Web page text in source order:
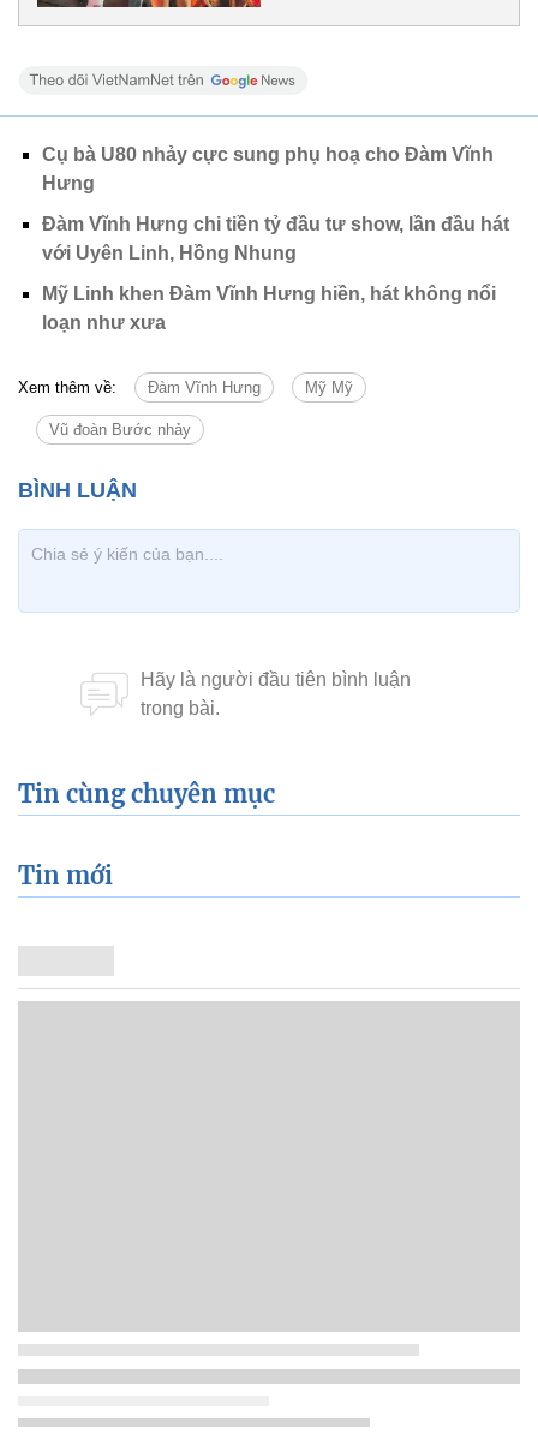
Cụ bà U80 nhảy cực sung phụ hoạ cho Đàm Vĩnh
Hưng
Đàm Vĩnh Hưng chi tiền tỷ đầu tư show, lần đầu hát
với Uyên Linh, Hồng Nhung
Mỹ Linh khen Đàm Vĩnh Hưng hiền, hát không nổi
loạn như xưa
Xem thêm về: Đàm Vĩnh Hưng Mỹ Mỹ
Vũ đoàn Bước nhảy
Tin cùng chuyên mục
Tin mới